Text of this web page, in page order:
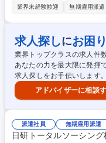
種試験を担当。神奈川（化
医薬品、化粧品、化学素材
わります。【入社後は】化
月の研修を実施。化学は
等、プロ講師が丁寧に指導
があるため、専門知識や職
ェクトで活躍できます。 募集職種 ◇佐賀×化学・バイオ系エンジニア◇研
修充実！未経験歓迎/無期雇
業界未経験歓迎 無期雇用派遣
求人探しにお困り
業界トップクラスの求人件
あなたの力を最大限に発揮
求人探しをお手伝いします。
アドバイザーに相談
派遣社員 無期雇用派遣
日研トータルソーシング